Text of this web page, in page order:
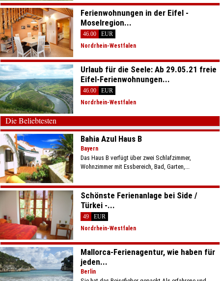
Ferienwohnungen in der Eifel -
Moselregion...
46.00
EUR
Nordrhein-Westfalen
Urlaub für die Seele: Ab 29.05.21 freie
Eifel-Ferienwohnungen...
46.00
EUR
Nordrhein-Westfalen
Die Beliebtesten
Bahia Azul Haus B
Bayern
Das Haus B verfügt über zwei Schlafzimmer,
Wohnzimmer mit Essbereich, Bad, Garten,...
Schönste Ferienanlage bei Side /
Türkei -...
49
EUR
Nordrhein-Westfalen
Mallorca-Ferienagentur, wie haben für
jeden...
Berlin